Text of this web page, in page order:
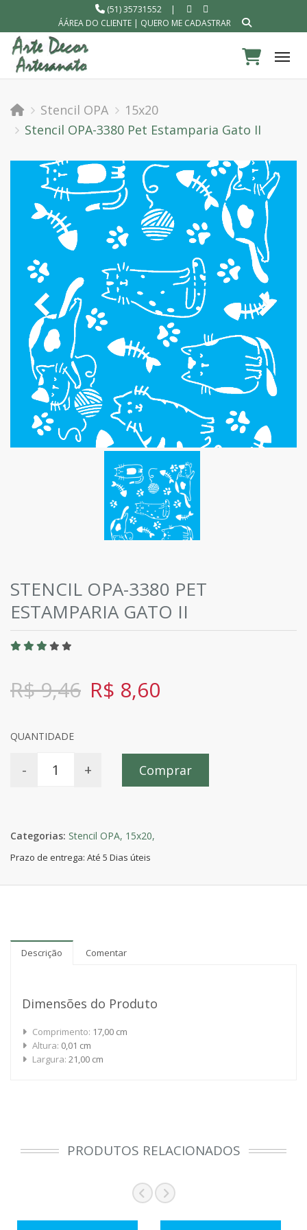
(51) 35731552
|
ÁÁREA DO CLIENTE| QUERO ME CADASTRAR
Stencil OPA
15x20
Stencil OPA-3380 Pet Estamparia Gato II
STENCIL OPA-3380 PET
ESTAMPARIA GATO II
R$ 9,46 R$ 8,60
QUANTIDADE
- + Comprar
Categorias: Stencil OPA, 15x20,
Prazo de entrega: Até 5 Dias úteis
Descrição Comentar
Dimensões do Produto
Comprimento: 17,00 cm
Altura: 0,01 cm
Largura: 21,00 cm
PRODUTOS RELACIONADOS